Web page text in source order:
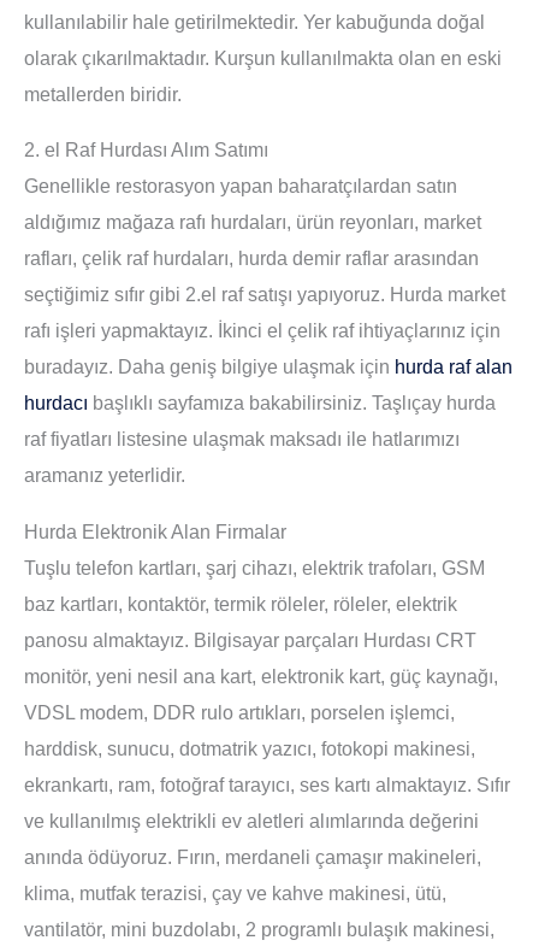
kullanılabilir hale getirilmektedir. Yer kabuğunda doğal
olarak çıkarılmaktadır. Kurşun kullanılmakta olan en eski
metallerden biridir.
2. el Raf Hurdası Alım Satımı
Genellikle restorasyon yapan baharatçılardan satın
aldığımız mağaza rafı hurdaları, ürün reyonları, market
rafları, çelik raf hurdaları, hurda demir raflar arasından
seçtiğimiz sıfır gibi 2.el raf satışı yapıyoruz. Hurda market
rafı işleri yapmaktayız. İkinci el çelik raf ihtiyaçlarınız için
buradayız. Daha geniş bilgiye ulaşmak için hurda raf alan
hurdacı başlıklı sayfamıza bakabilirsiniz. Taşlıçay hurda
raf fiyatları listesine ulaşmak maksadı ile hatlarımızı
aramanız yeterlidir.
Hurda Elektronik Alan Firmalar
Tuşlu telefon kartları, şarj cihazı, elektrik trafoları, GSM
baz kartları, kontaktör, termik röleler, röleler, elektrik
panosu almaktayız. Bilgisayar parçaları Hurdası CRT
monitör, yeni nesil ana kart, elektronik kart, güç kaynağı,
VDSL modem, DDR rulo artıkları, porselen işlemci,
harddisk, sunucu, dotmatrik yazıcı, fotokopi makinesi,
ekrankartı, ram, fotoğraf tarayıcı, ses kartı almaktayız. Sıfır
ve kullanılmış elektrikli ev aletleri alımlarında değerini
anında ödüyoruz. Fırın, merdaneli çamaşır makineleri,
klima, mutfak terazisi, çay ve kahve makinesi, ütü,
vantilatör, mini buzdolabı, 2 programlı bulaşık makinesi,